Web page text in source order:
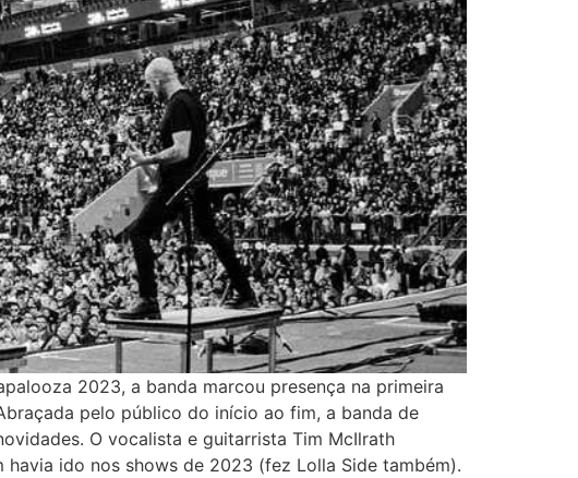
2023, a banda marcou presença na primeira
pelo público do início ao fim, a banda de
O vocalista e guitarrista Tim McIlrath
ido nos shows de 2023 (fez Lolla Side também).